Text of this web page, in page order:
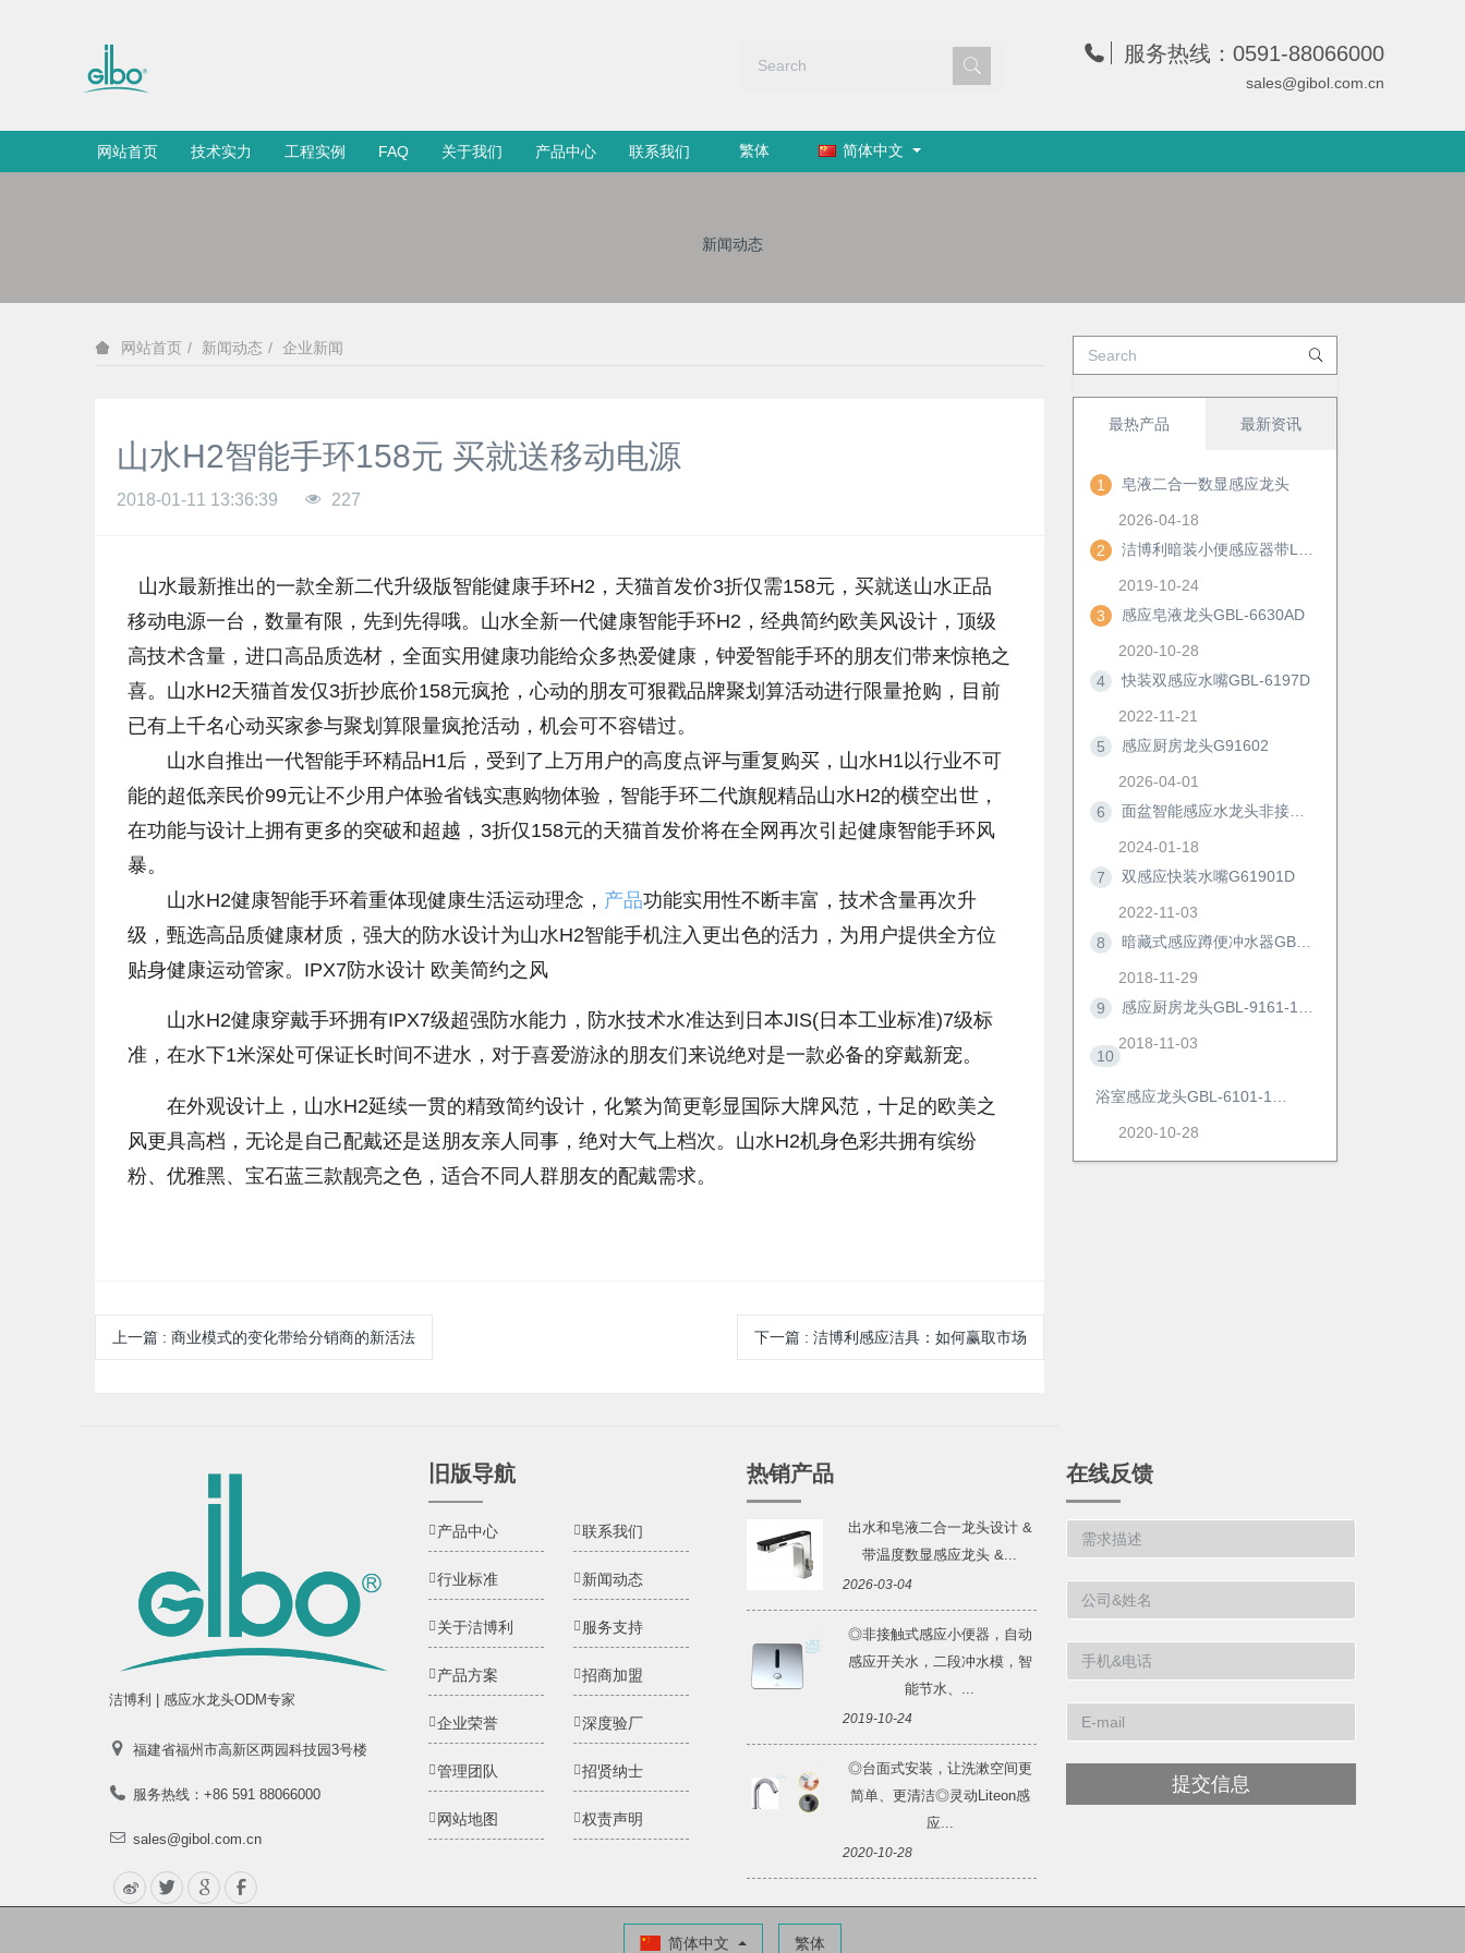
服务热线：0591-88066000
sales@gibol.com.cn
网站首页 技术实力 工程实例 FAQ 关于我们 产品中心 联系我们 繁体 简体中文
新闻动态
网站首页 新闻动态 企业新闻
山水H2智能手环158元 买就送移动电源
2018-01-11 13:36:39 227
山水最新推出的一款全新二代升级版智能健康手环H2，天猫首发价3折仅需158元，买就送山水正品
移动电源一台，数量有限，先到先得哦。山水全新一代健康智能手环H2，经典简约欧美风设计，顶级
高技术含量，进口高品质选材，全面实用健康功能给众多热爱健康，钟爱智能手环的朋友们带来惊艳之
喜。山水H2天猫首发仅3折抄底价158元疯抢，心动的朋友可狠戳品牌聚划算活动进行限量抢购，目前
已有上千名心动买家参与聚划算限量疯抢活动，机会可不容错过。
山水自推出一代智能手环精品H1后，受到了上万用户的高度点评与重复购买，山水H1以行业不可
能的超低亲民价99元让不少用户体验省钱实惠购物体验，智能手环二代旗舰精品山水H2的横空出世，
在功能与设计上拥有更多的突破和超越，3折仅158元的天猫首发价将在全网再次引起健康智能手环风
暴。
山水H2健康智能手环着重体现健康生活运动理念， 产品功能实用性不断丰富，技术含量再次升
级，甄选高品质健康材质，强大的防水设计为山水H2智能手机注入更出色的活力，为用户提供全方位
贴身健康运动管家。IPX7防水设计 欧美简约之风
山水H2健康穿戴手环拥有IPX7级超强防水能力，防水技术水准达到日本JIS(日本工业标准)7级标
准，在水下1米深处可保证长时间不进水，对于喜爱游泳的朋友们来说绝对是一款必备的穿戴新宠。
在外观设计上，山水H2延续一贯的精致简约设计，化繁为简更彰显国际大牌风范，十足的欧美之
风更具高档，无论是自己配戴还是送朋友亲人同事，绝对大气上档次。山水H2机身色彩共拥有缤纷
粉、优雅黑、宝石蓝三款靓亮之色，适合不同人群朋友的配戴需求。
上一篇 : 商业模式的变化带给分销商的新活法 下一篇: 洁博利感应洁具：如何赢取市场
最热产品 最新资讯
1 皂液二合一数显感应龙头
2026-04-18
2
2019-10-24
3
感应皂液龙头GBL-6630AD
2020-10-28
4
快装双感应水嘴GBL-6197D
2022-11-21
5
感应厨房龙头G91602
2026-04-01
6
2024-01-18
7
双感应快装水嘴G61901D
2022-11-03
8
2018-11-29
9
2018-11-03
10
2020-10-28
洁博利 | 感应水龙头ODM专家
福建省福州市高新区两园科技园3号楼
服务热线：+86 591 88066000
sales@gibol.com.cn
旧版导航
产品中心 联系我们
行业标准 新闻动态
关于洁博利 服务支持
产品方案 招商加盟
企业荣誉 深度验厂
管理团队 招贤纳士
网站地图 权责声明
热销产品
出水和皂液二合一龙头设计 &
带温度数显感应龙头 &...
2026-03-04
◎非接触式感应小便器，自动
感应开关水，二段冲水模，智
能节水、...
2019-10-24
◎台面式安装，让洗漱空间更
简单、更清洁◎灵动Liteon感
应...
2020-10-28
在线反馈
提交信息
简体中文 繁体